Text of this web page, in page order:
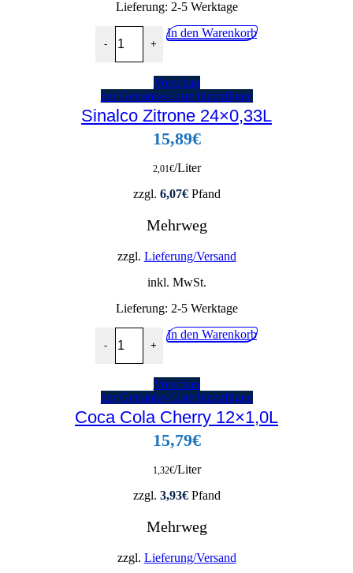
Lieferung: 2-5 Werktage
-
Coca Cola 6x1,0L Menge
+
In den Warenkorb
Vorschau
zur Getränke-Liste hinzufügen
Sinalco Zitrone 24×0,33L
15,89€
2,01€/Liter
zzgl. 6,07€Pfand
Mehrweg
zzgl. Lieferung/Versand
inkl. MwSt.
Lieferung: 2-5 Werktage
-
Sinalco Zitrone 24x0,33L Menge
+
In den Warenkorb
Vorschau
zur Getränke-Liste hinzufügen
Coca Cola Cherry 12×1,0L
15,79€
1,32€/Liter
zzgl. 3,93€Pfand
Mehrweg
zzgl. Lieferung/Versand